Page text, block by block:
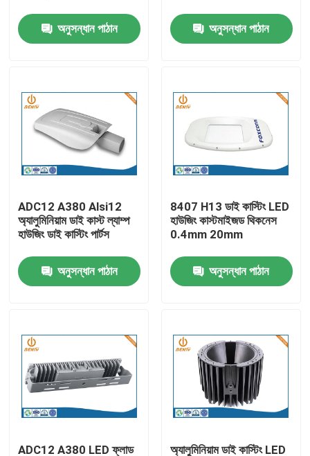
পণ্য
আমাদের সম্পর্কে
মান নিয়ন্ত্রণ
আমাদের সাথে যোগাযোগ করুন
অ্যালুমিনিয়াম ডাই ঢালাই
ইভি খুচরা যন্ত্রাংশ
CNC মেশিনিং যন্ত্রাংশ
অনুসন্ধান পাঠান অনুসন্ধান পাঠান
ADC12 A380 Alsi12
অ্যালুমিনিয়াম ডাই কাস্ট ল্যাম্প
হাউজিং ডাই কাস্টিং পার্টস
অনুসন্ধান পাঠান
8407 H13 ডাই কাস্টিং LED
হাউজিং কাস্টমাইজড থিকনেস
0.4mm 20mm
অনুসন্ধান পাঠান
ADC12 A380 LED ফ্লাড অ্যালুমিনিয়াম ডাই কাস্টিং LED